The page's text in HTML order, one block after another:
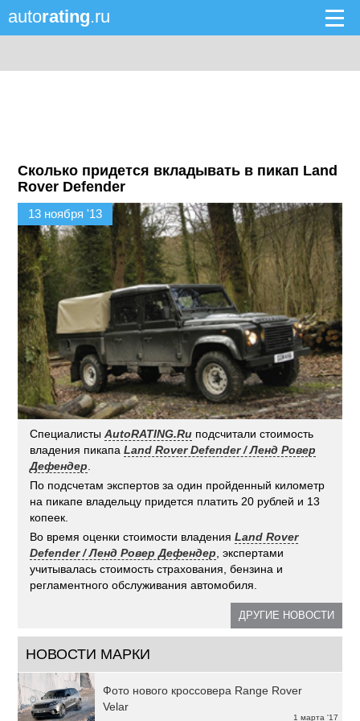
autorating.ru
Сколько придется вкладывать в пикап Land
Rover Defender
13 ноября '13
СпециалистыAutoRATING.Ru подсчитали стоимость
владения пикапаLand Rover Defender / Ленд Ровер
Дефендер
По подсчетам экспертов за один пройденный километр
на пикапе владельцу придется платить 20 рублей и 13
копеек.
Во время оценки стоимости владенияLand Rover
Defender / Ленд Ровер Дефендер , экспертами
учитывалась стоимость страхования, бензина и
регламентного обслуживания автомобиля.
ДРУГИЕ НОВОСТИ
НОВОСТИ МАРКИ
1 марта '17
Фото нового кроссовера Range Rover
Velar